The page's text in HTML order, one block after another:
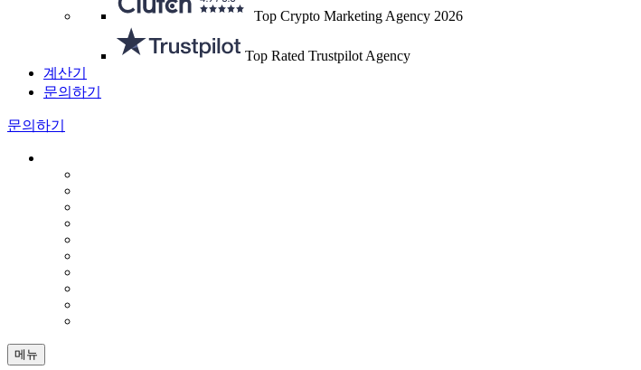
Top Crypto Marketing Agency 2026
Top Rated Trustpilot Agency
계산기
문의하기
문의하기
메뉴